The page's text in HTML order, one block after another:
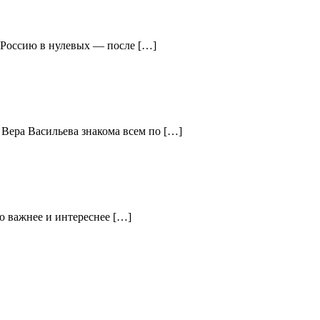
Россию в нулевых — после […]
Васильева знакома всем по […]
важнее и интереснее […]